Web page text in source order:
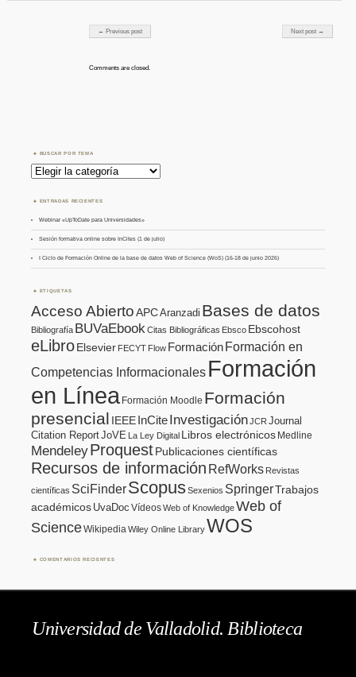
Post navigation
← Previous post Next post →
Comments are closed.
BUSCAR POR TEMA
Buscar
por
Tema
ENTRADAS RECIENTES
Webinar «UpToDate para Universidades»
Sesión formativa online sobre InCites (1 de julio)
I Ciclo de Formación Online de la base de datos Web of Science (WoS) (16-18 de junio 2026)
ETIQUETAS
Acceso AbiertoAPCAranzadi Bases de datos
Bibliografía BUVaEbook Citas Bibliográficas Ebsco Ebscohost
eLibroElsevier FECYT Flow FormaciónFormación en
Competencias Informacionales Formación
en Línea Formación Moodle Formación
presencial IEEE InCiteInvestigaciónJCR Journal
Citation ReportJoVE La Ley Digital Libros electrónicos Medline
MendeleyProquestPublicaciones científicas
Recursos de información RefWorks Revistas
científicas SciFinderScopusSexenios SpringerTrabajos
académicos UvaDoc VídeosWeb of KnowledgeWeb of
ScienceWikipedia Wiley Online LibraryWOS
COMENTARIOS RECIENTES
Universidad de Valladolid. Biblioteca